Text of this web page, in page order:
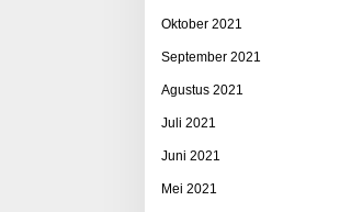
Oktober 2021
September 2021
Agustus 2021
Juli 2021
Juni 2021
Mei 2021